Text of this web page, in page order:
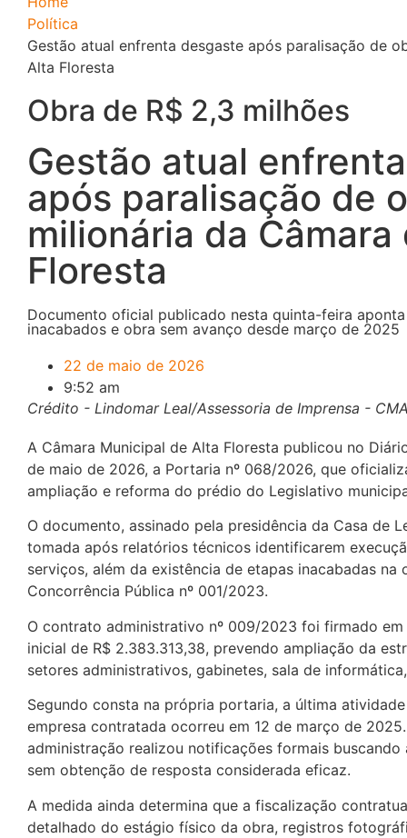
Política
Gestão atual enfrenta desgaste após paralisação de
Alta Floresta
Obra de R$ 2,3 milhões
Gestão atual
após paralisação de
milionária da Câmara
Floresta
Documento oficial publicado nesta quinta-feira
inacabados e obra sem avanço desde março de 2025
22 de maio de 2026
9:52 am
Crédito - Lindomar Leal/Assessoria de Imprensa -
A Câmara Municipal de Alta Floresta publicou no
de maio de 2026, a Portaria nº 068/2026, que
ampliação e reforma do prédio do Legislativo
O documento, assinado pela presidência da Casa de
tomada após relatórios técnicos identificarem
serviços, além da existência de etapas inacabadas
Concorrência Pública nº 001/2023.
O contrato administrativo nº 009/2023 foi firmado
inicial de R$ 2.383.313,38, prevendo ampliação da
setores administrativos, gabinetes, sala de
Segundo consta na própria portaria, a última
empresa contratada ocorreu em 12 de março de
administração realizou notificações formais
sem obtenção de resposta considerada eficaz.
A medida ainda determina que a fiscalização
detalhado do estágio físico da obra, registros